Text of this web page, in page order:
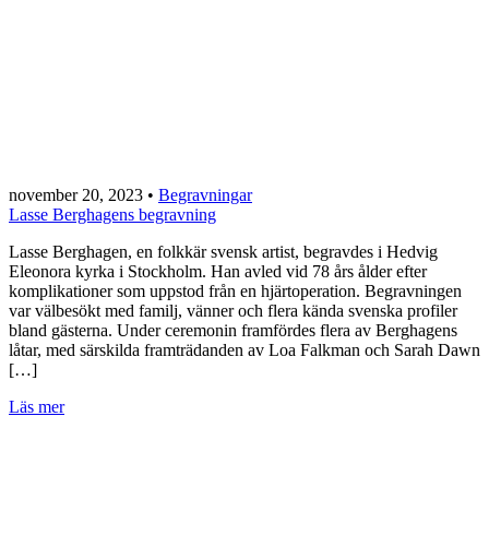
november 20, 2023 • Begravningar
Lasse Berghagens begravning
Lasse Berghagen, en folkkär svensk artist, begravdes i Hedvig
Eleonora kyrka i Stockholm. Han avled vid 78 års ålder efter
komplikationer som uppstod från en hjärtoperation. Begravningen
var välbesökt med familj, vänner och flera kända svenska profiler
bland gästerna. Under ceremonin framfördes flera av Berghagens
låtar, med särskilda framträdanden av Loa Falkman och Sarah Dawn
[…]
Läs mer